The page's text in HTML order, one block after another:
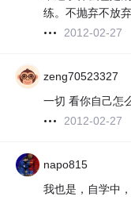
练。不抛弃不放
2012-02-27
zeng70523327
一切 看你自己怎
2012-02-27
napo815
我也是，自学中